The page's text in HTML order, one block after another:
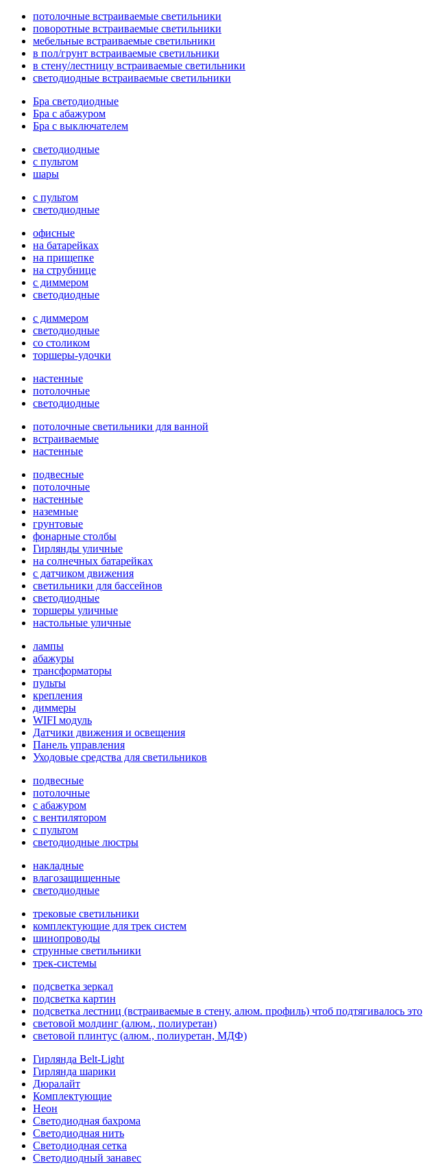
потолочные встраиваемые светильники
поворотные встраиваемые светильники
мебельные встраиваемые светильники
в пол/грунт встраиваемые светильники
в стену/лестницу встраиваемые светильники
светодиодные встраиваемые светильники
Бра светодиодные
Бра с абажуром
Бра с выключателем
светодиодные
с пультом
шары
с пультом
светодиодные
офисные
на батарейках
на прищепке
на струбнице
с диммером
светодиодные
с диммером
светодиодные
со столиком
торшеры-удочки
настенные
потолочные
светодиодные
потолочные светильники для ванной
встраиваемые
настенные
подвесные
потолочные
настенные
наземные
грунтовые
фонарные столбы
Гирлянды уличные
на солнечных батарейках
с датчиком движения
светильники для бассейнов
светодиодные
торшеры уличные
настольные уличные
лампы
абажуры
трансформаторы
пульты
крепления
диммеры
WIFI модуль
Датчики движения и освещения
Панель управления
Уходовые средства для светильников
подвесные
потолочные
с абажуром
с вентилятором
с пультом
светодиодные люстры
накладные
влагозащищенные
светодиодные
трековые светильники
комплектующие для трек систем
шинопроводы
струнные светильники
трек-системы
подсветка зеркал
подсветка картин
подсветка лестниц (встраиваемые в стену, алюм. профиль) чтоб подтягивалось это
световой молдинг (алюм., полиуретан)
световой плинтус (алюм., полиуретан, МДФ)
Гирлянда Belt-Light
Гирлянда шарики
Дюралайт
Комплектующие
Неон
Светодиодная бахрома
Светодиодная нить
Светодиодная сетка
Светодиодный занавес